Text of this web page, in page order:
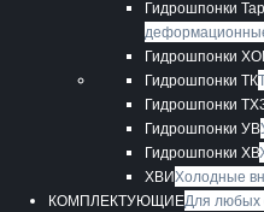
Гидрошпонки
Гидрошпонки
Гидрошпонки ТК
Гидрошпонки
Гидрошпонки УВ
Гидрошпонки ХВ
ХВИХолодные
КОМПЛЕКТУЮЩИЕДля любых